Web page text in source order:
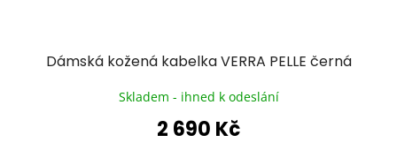
Dámská kožená kabelka VERRA PELLE černá
Skladem - ihned k odeslání
2 690 Kč